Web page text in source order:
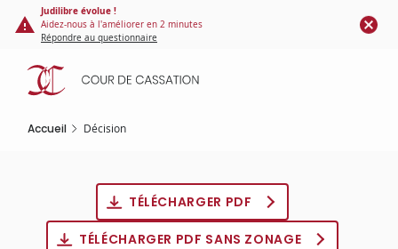
Panneau de gestion des cookies
contenu
principal
Judilibre évolue !
Aidez-nous à l'améliorer en 2 minutes
Répondre au questionnaire
Accueil Décision
TÉLÉCHARGER PDF
TÉLÉCHARGER PDF SANS ZONAGE